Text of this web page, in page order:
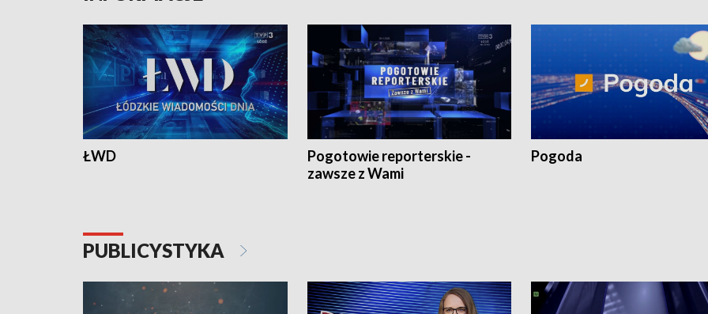
ŁWD
Pogotowie reporterskie -
zawsze z Wami
Pogoda
PUBLICYSTYKA